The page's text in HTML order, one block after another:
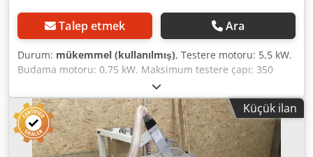
Talep etmek Ara
Durum: mükemmel (kullanılmış), Testere motoru: 5,5 kW.
Budama motoru: 0,75 kW. Maksimum testere çapı: 350
mm. Açı ayarı. Geçiş açıklığı: 100 cm. Masa uzunluğu: 280
cm. Crodpfx Aezkvdqoqlof
Küçük ilan